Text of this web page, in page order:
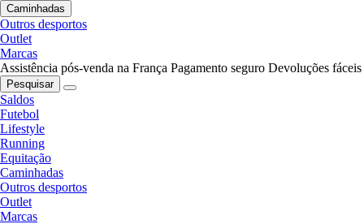
Caminhadas
Outros desportos
Outlet
Marcas
Assistência pós-venda na França Pagamento seguro Devoluções fáceis
Pesquisar
Saldos
Futebol
Lifestyle
Running
Equitação
Caminhadas
Outros desportos
Outlet
Marcas